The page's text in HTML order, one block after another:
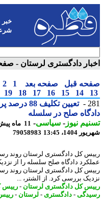
-
شرعی
دادگستری لرستان - صفحه
قبل صفحه بعد 1
2
3
14
15
16
17
18
19
20
تعیین تکلیف 88 درصد
صلح در سلسله
نیوز-سیاسی-
13:45
79058983
کل دادگستری لرستان روند
دادگاه صلح سلسله را از نزدیک
کل دادگستری لرستان روند
بررسی کرد. از الشتر، ...
کل دادگستری لرستان-رییس کل
-دادگستری- لرستان-رییس کل